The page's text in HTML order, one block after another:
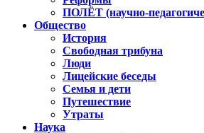
ПОЛЁТ (научно-
Общество
История
Свободная трибуна
Люди
Лицейские беседы
Семья и дети
Путешествие
Утраты
Наука